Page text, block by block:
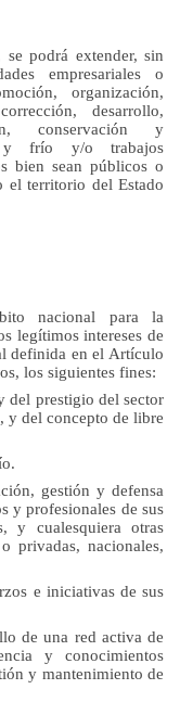
podrá extender, sin
empresariales o
organización,
desarrollo,
conservación y
y frío y/o trabajos
bien sean públicos o
el territorio del Estado
nacional para la
legítimos intereses de
definida en el Artículo
los siguientes fines:
del prestigio del sector
y del concepto de libre
gestión y defensa
y profesionales de sus
y cualesquiera otras
privadas, nacionales,
e iniciativas de sus
de una red activa de
y conocimientos
y mantenimiento de